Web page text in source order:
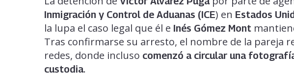
Inmigración y Control de Aduanas (ICE) en Estados
la lupa el caso legal que él e Inés Gómez Mont
Tras confirmarse su arresto, el nombre de la pareja
redes, donde incluso comenzó a circular una
custodia.